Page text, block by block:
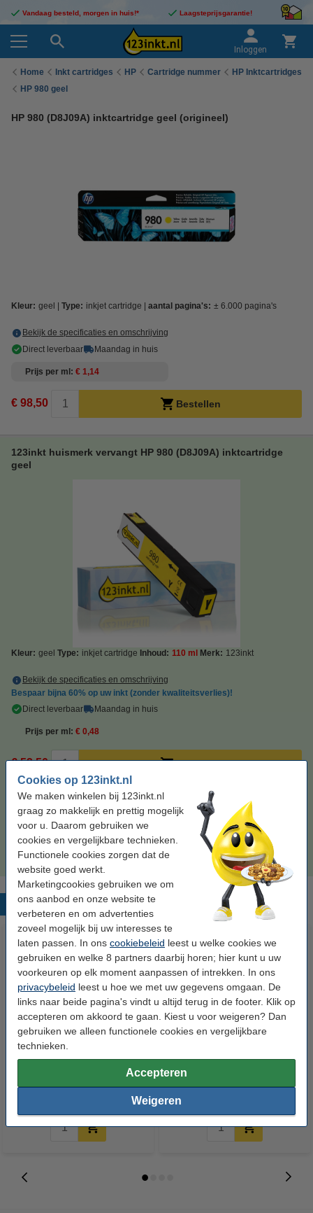
Cookies op 123inkt.nl
We maken winkelen bij 123inkt.nl
graag zo makkelijk en prettig mogelijk
voor u. Daarom gebruiken we
cookies en vergelijkbare technieken.
Functionele cookies zorgen dat de
website goed werkt.
Marketingcookies gebruiken we om
ons aanbod en onze website te
verbeteren en om advertenties
zoveel mogelijk bij uw interesses te
laten passen. In ons cookiebeleid leest u welke cookies we
gebruiken en welke 8 partners daarbij horen; hier kunt u uw
voorkeuren op elk moment aanpassen of intrekken. In ons
privacybeleid leest u hoe we met uw gegevens omgaan. De
links naar beide pagina's vindt u altijd terug in de footer. Klik op
accepteren om akkoord te gaan. Kiest u voor weigeren? Dan
gebruiken we alleen functionele cookies en vergelijkbare
technieken.
Accepteren
Weigeren
Vandaag besteld, morgen in huis!* Laagsteprijsgarantie!
Inloggen
Home Inkt cartridges HP Cartridge nummer
HP Inktcartridges
HP 980 geel
HP 980 (D8J09A) inktcartridge geel (origineel)
Kleur: geel Type: inkjet cartridge aantal pagina's: ± 6.000 pagina's
Bekijk de specificaties en omschrijving
Direct leverbaar
Maandag in huis
Prijs per ml € 1,14
€ 98,50 Bestellen
123inkt huismerk vervangt HP 980 (D8J09A) inktcartridge
geel
Kleur: geel Type: inkjet cartridge Inhoud: 110 ml Merk: 123inkt
Bekijk de specificaties en omschrijving
Bespaar bijna 60% op uw inkt (zonder kwaliteitsverlies)!
Direct leverbaar
Maandag in huis
Prijs per ml € 0,48
€ 52,50 Bestellen
Tip: complete set bestellen
123inkt huismerk vervangt HP 980 multipack
zwart/cyaan/magenta/geel
€ 212,50
Populaire producten
HP 980 (D8J10A) inktcartridge
zwart (origineel)
€ 107,50 Incl. 21% btw
HP 980 (D8J07A) inktcartridge
€ 98,50 Incl. 21% btw